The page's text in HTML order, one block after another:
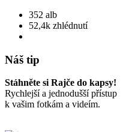
352 alb
52,4k zhlédnutí
Náš tip
Stáhněte si Rajče do kapsy!
Rychlejší a jednodušší přístup
k vašim fotkám a videím.